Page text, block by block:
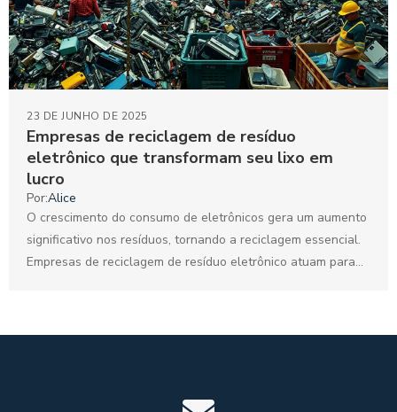
Empresas de reciclagem de resíduo
eletrônico que transformam seu lixo em
lucro
23 DE JUNHO DE 2025
Por:Alice
O crescimento do consumo de eletrônicos gera um aumento
significativo nos resíduos, tornando a reciclagem essencial.
Empresas de reciclagem de resíduo eletrônico atuam para